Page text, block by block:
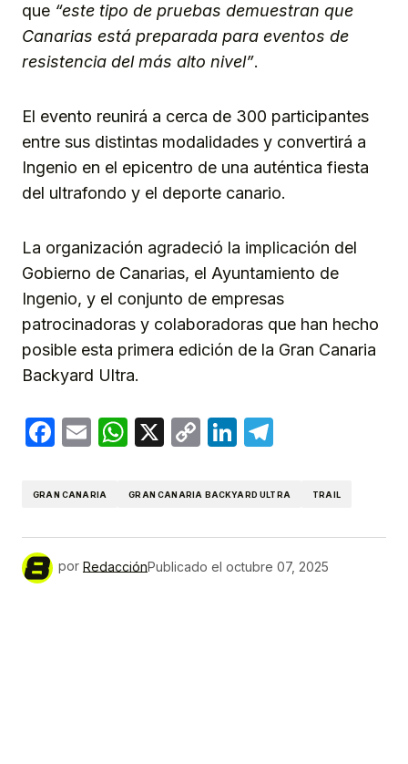
que “este tipo de pruebas demuestran que
Canarias está preparada para eventos de
resistencia del más alto nivel”.
El evento reunirá a cerca de 300 participantes
entre sus distintas modalidades y convertirá a
Ingenio en el epicentro de una auténtica fiesta
del ultrafondo y el deporte canario.
La organización agradeció la implicación del
Gobierno de Canarias, el Ayuntamiento de
Ingenio, y el conjunto de empresas
patrocinadoras y colaboradoras que han hecho
posible esta primera edición de la Gran Canaria
Backyard Ultra.
Facebook
EmailWhatsApp
X
CopyLinkedIn
GRAN CANARIA GRAN CANARIA BACKYARD ULTRA TRAIL
por RedacciónPublicado el octubre 07, 2025